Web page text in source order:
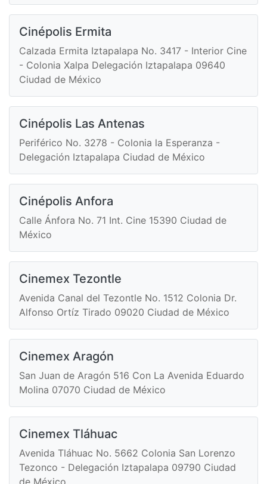
Cinépolis Ermita
Calzada Ermita Iztapalapa No. 3417 - Interior Cine
- Colonia Xalpa Delegación Iztapalapa 09640
Ciudad de México
Cinépolis Las Antenas
Periférico No. 3278 - Colonia la Esperanza -
Delegación Iztapalapa Ciudad de México
Cinépolis Anfora
Calle Ánfora No. 71 Int. Cine 15390 Ciudad de
México
Cinemex Tezontle
Avenida Canal del Tezontle No. 1512 Colonia Dr.
Alfonso Ortíz Tirado 09020 Ciudad de México
Cinemex Aragón
San Juan de Aragón 516 Con La Avenida Eduardo
Molina 07070 Ciudad de México
Cinemex Tláhuac
Avenida Tláhuac No. 5662 Colonia San Lorenzo
Tezonco - Delegación Iztapalapa 09790 Ciudad
de México